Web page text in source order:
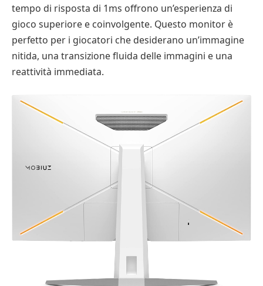
tempo di risposta di 1ms offrono un’esperienza di
gioco superiore e coinvolgente. Questo monitor è
perfetto per i giocatori che desiderano un’immagine
nitida, una transizione fluida delle immagini e una
reattività immediata.